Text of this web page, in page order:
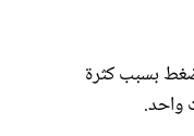
بسبب كثرة
واحد.